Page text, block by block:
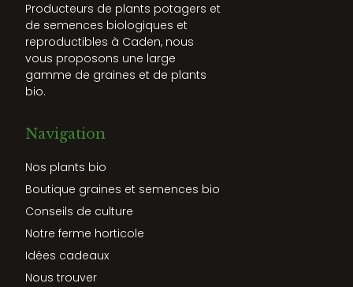
Producteurs de plants potagers et
de semences biologiques et
reproductibles à Caden, nous
vous proposons une large
gamme de graines et de plants
bio.
Navigation
Nos plants bio
Boutique graines et semences bio
Conseils de culture
Notre ferme horticole
Idées cadeaux
Nous trouver